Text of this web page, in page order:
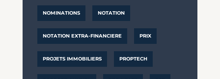
NOMINATIONS NOTATION
NOTATION EXTRA-FINANCIERE PRIX
PROJETS IMMOBILIERS PROPTECH